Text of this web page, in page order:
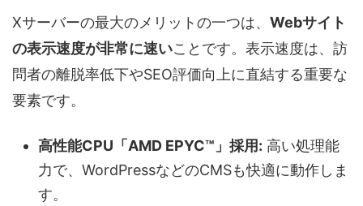
Xサーバーの最大のメリットの一つは、 Webサイト
の表示速度が非常に速いことです。表示速度は、訪
問者の離脱率低下やSEO評価向上に直結する重要な
要素です。
高性能CPU「AMD EPYC™」採用: 高い処理能
力で、WordPressなどのCMSも快適に動作しま
す。